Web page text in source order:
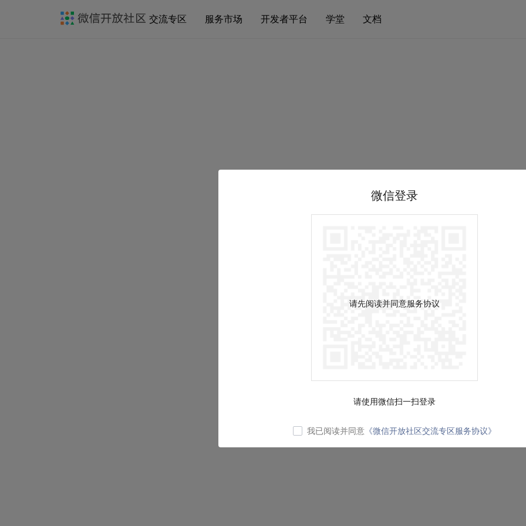
交流专区 服务市场 开发者平台 学堂 文档
微信登录
请先阅读并同意服务协议
请使用微信扫一扫登录
我已阅读并同意 《微信开放社区交流专区服务协议》